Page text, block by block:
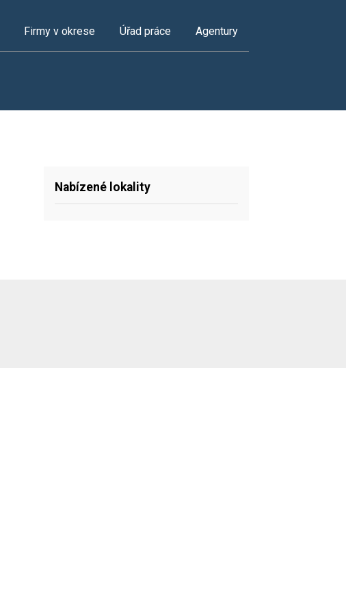
Firmy v okrese Úřad práce Agentury
Nabízené lokality